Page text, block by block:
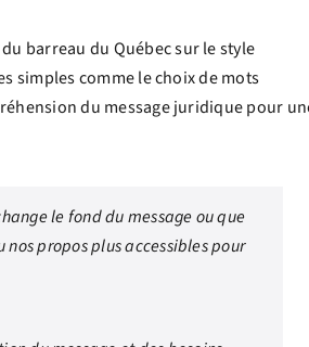
barreau du Québec sur le style
simples comme le choix de mots
du message juridique pour
le fond du message ou que
nos propos plus accessibles pour